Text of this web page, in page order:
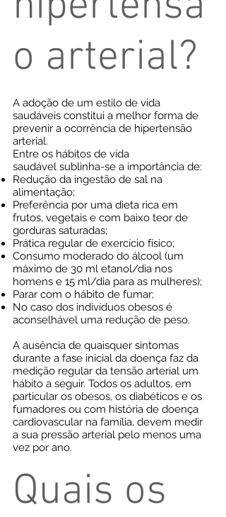
o arterial?
A adoção de um estilo de vida
saudáveis constitui a melhor forma de
prevenir a ocorrência de hipertensão
arterial.
Entre os hábitos de vida
saudável sublinha-se a importância de:
Redução da ingestão de sal na
alimentação;
Preferência por uma dieta rica em
frutos, vegetais e com baixo teor de
gorduras saturadas;
Prática regular de exercício físico;
Consumo moderado do álcool (um
máximo de 30 ml etanol/dia nos
homens e 15 ml/dia para as mulheres);
Parar com o hábito de fumar;
No caso dos indivíduos obesos é
aconselhável uma redução de peso.
A ausência de quaisquer sintomas
durante a fase inicial da doença faz da
medição regular da tensão arterial um
hábito a seguir. Todos os adultos, em
particular os obesos, os diabéticos e os
fumadores ou com história de doença
cardiovascular na família, devem medir
a sua pressão arterial pelo menos uma
vez por ano.
Quais os